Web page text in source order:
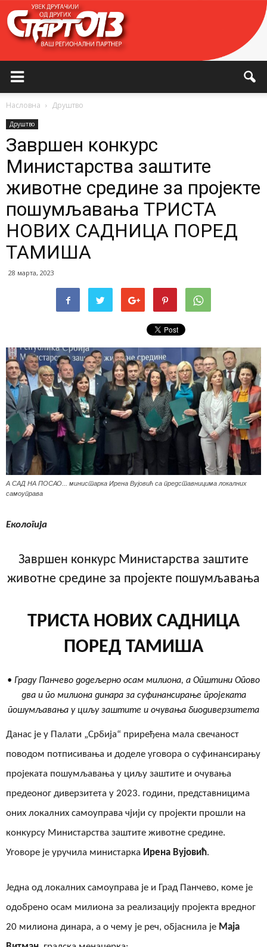
Насловна Друштво
Друштво
Завршен конкурс
Министарства заштите
животне средине за пројекте
пошумљавања ТРИСТА
НОВИХ САДНИЦА ПОРЕД
ТАМИША
28 марта, 2023
А САД НА ПОСАО... министарка Ирена Вујовић са представницима локалних
самоуправа
Екологија
Завршен конкурс Министарства заштите
животне средине за пројекте пошумљавања
ТРИСТА НОВИХ САДНИЦА
ПОРЕД ТАМИША
• Граду Панчево додељерно осам милиона, а Општини Опово
два и по милиона динара за суфинансирање пројеката
пошумљавања у циљу заштите и очувања биодиверзитета
Данас је у Палати „Србија“ приређена мала свечаност
поводом потписивања и доделе уговора о суфинансирању
пројеката пошумљавања у циљу заштите и очувања
предеоног диверзитета у 2023. години, представницима
оних локалних самоуправа чјији су пројекти прошли на
конкурсу Министарства заштите животне средине.
Уговоре је уручила министарка Ирена Вујовић.
Једна од локалних самоуправа је и Град Панчево, коме је
одобрено осам милиона за реализацију пројекта вредног
20 милиона динара, а о чему је реч, објаснила је Маја